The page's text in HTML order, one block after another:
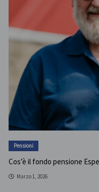
Pensioni
Cos’è il fondo pensione
Marzo 1, 2026